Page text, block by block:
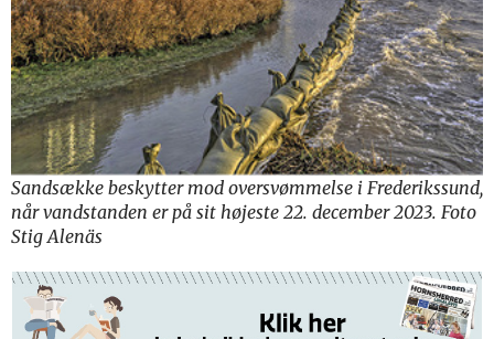
Sandsække beskytter mod oversvømmelse i Frederikssund,
når vandstanden er på sit højeste 22. december 2023. Foto
Stig Alenäs